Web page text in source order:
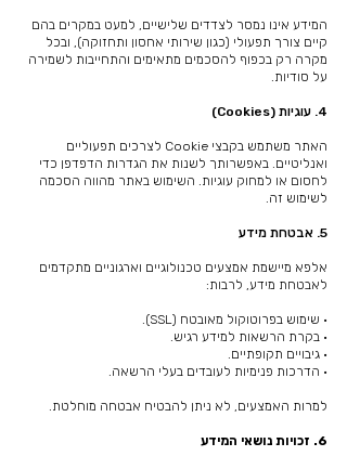
המידע אינו נמסר לצדדים שלישיים, למעט במקרים בהם
קיים צורך תפעולי (כגון שירותי אחסון ותחזוקה), ובכל
מקרה רק בכפוף להסכמים מתאימים והתחייבות לשמירה
על סודיות.
4. עוגיות (Cookies)
האתר משתמש בקבצי Cookie לצרכים תפעוליים
ואנליטיים. באפשרותך לשנות את הגדרות הדפדפן כדי
לחסום או למחוק עוגיות. השימוש באתר מהווה הסכמה
לשימוש זה.
5. אבטחת מידע
אלפא מיישמת אמצעים טכנולוגיים וארגוניים מתקדמים
לאבטחת מידע, לרבות:
• שימוש בפרוטוקול מאובטח (SSL).
• בקרת הרשאות למידע רגיש.
• גיבויים תקופתיים.
• הדרכות פנימיות לעובדים בעלי הרשאה.
למרות האמצעים, לא ניתן להבטיח אבטחה מוחלטת.
6. זכויות נושאי המידע